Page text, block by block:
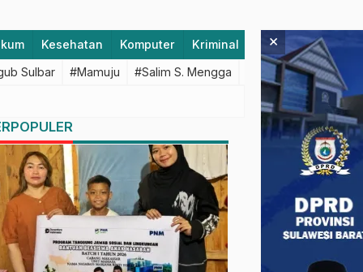
Kesehatan Komputer Kriminal Lifestyle
Sulbar #Mamuju #Salim S. Mengga #featured #Polda
×